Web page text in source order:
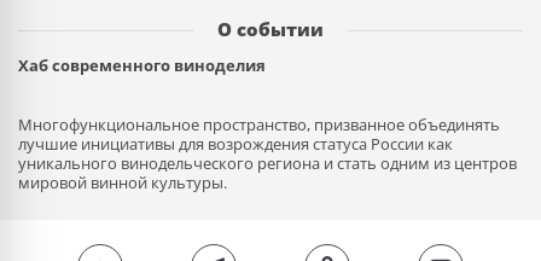
О событии
Хаб современного виноделия
Многофункциональное пространство, призванное объединять
лучшие инициативы для возрождения статуса России как
уникального винодельческого региона и стать одним из центров
мировой винной культуры.